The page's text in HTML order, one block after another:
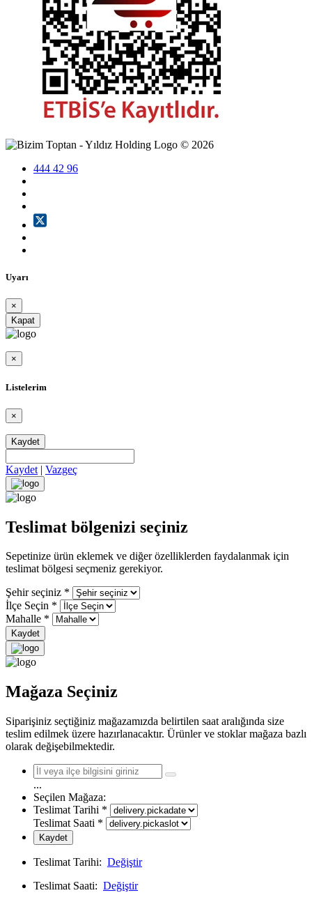
© 2026
444 42 96
Uyarı
×
Kapat
×
Listelerim
×
Kaydet
Kaydet | Vazgeç
Teslimat bölgenizi seçiniz
Sepetinize ürün eklemek ve diğer özelliklerden faydalanmak için
teslimat bölgesi seçmeniz gerekiyor.
Şehir seçiniz *
İlçe Seçin *
Mahalle *
Kaydet
Mağaza Seçiniz
Siparişiniz seçtiğiniz mağazamızda belirtilen saat aralığında size
teslim edilmek üzere hazırlanacaktır. Ürünler ve stoklar mağaza bazlı
olarak değişebilmektedir.
...
Seçilen Mağaza:
Teslimat Tarihi *
Teslimat Saati *
Kaydet
Teslimat Tarihi: Değiştir
Teslimat Saati: Değiştir